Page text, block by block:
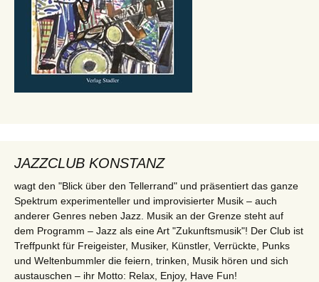
JAZZCLUB KONSTANZ
wagt den "Blick über den Tellerrand" und präsentiert das ganze
Spektrum experimenteller und improvisierter Musik – auch
anderer Genres neben Jazz. Musik an der Grenze steht auf
dem Programm – Jazz als eine Art "Zukunftsmusik"! Der Club ist
Treffpunkt für Freigeister, Musiker, Künstler, Verrückte, Punks
und Weltenbummler die feiern, trinken, Musik hören und sich
austauschen – ihr Motto: Relax, Enjoy, Have Fun!